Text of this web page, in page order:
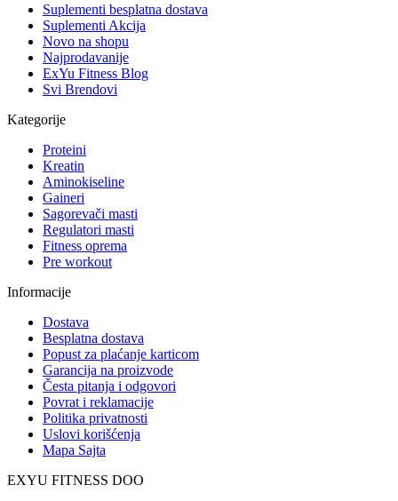
Suplementi besplatna dostava
Suplementi Akcija
Novo na shopu
Najprodavanije
ExYu Fitness Blog
Svi Brendovi
Kategorije
Proteini
Kreatin
Aminokiseline
Gaineri
Sagorevači masti
Regulatori masti
Fitness oprema
Pre workout
Informacije
Dostava
Besplatna dostava
Popust za plaćanje karticom
Garancija na proizvode
Česta pitanja i odgovori
Povrat i reklamacije
Politika privatnosti
Uslovi korišćenja
Mapa Sajta
EXYU FITNESS DOO